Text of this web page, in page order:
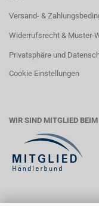
Versand- &
Widerrufsrecht & Muster-
Privatsphäre und
Cookie Einstellungen
WIR SIND MITGLIED BEIM